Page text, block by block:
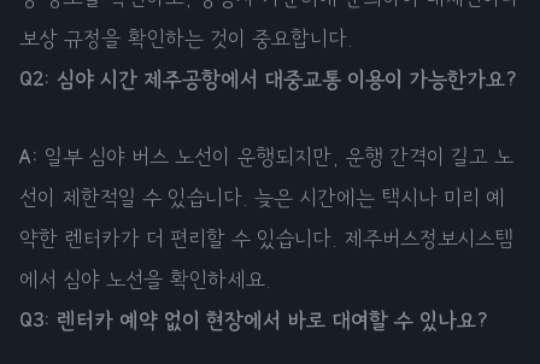
보상 규정을 확인하는 것이 중요합니다.
Q2: 심야 시간 제주공항에서 대중교통 이용이 가능한가요?
A: 일부 심야 버스 노선이 운행되지만, 운행 간격이 길고 노
선이 제한적일 수 있습니다. 늦은 시간에는 택시나 미리 예
약한 렌터카가 더 편리할 수 있습니다. 제주버스정보시스템
에서 심야 노선을 확인하세요.
Q3: 렌터카 예약 없이 현장에서 바로 대여할 수 있나요?